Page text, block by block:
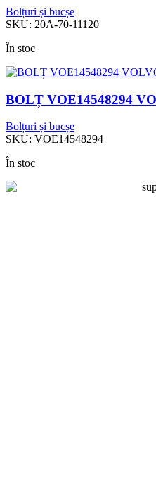
Bolțuri și bucșe
SKU: 20A-70-11120
În stoc
BOLȚ VOE14548294
Bolțuri și bucșe
SKU: VOE14548294
În stoc